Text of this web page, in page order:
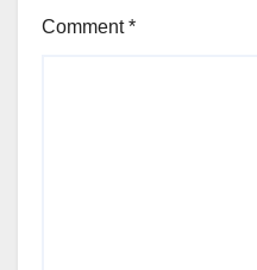
Comment*